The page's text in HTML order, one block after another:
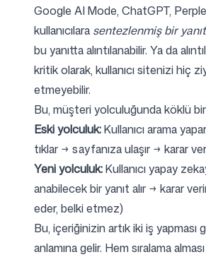
Google AI Mode, ChatGPT,
kullanıcılara sentezlenmiş bir yanıt
bu yanıtta alıntılanabilir. Ya da
kritik olarak, kullanıcı sitenizi hiç
etmeyebilir.
Bu, müşteri yolculuğunda köklü
Eski yolculuk:Kullanıcı arama
tıklar → sayfanıza ulaşır → karar
Yeni yolculuk:Kullanıcı yapay
anabilecek bir yanıt alır → karar
eder, belki etmez)
Bu, içeriğinizin artık iki iş yapması
anlamına gelir. Hem sıralama alması